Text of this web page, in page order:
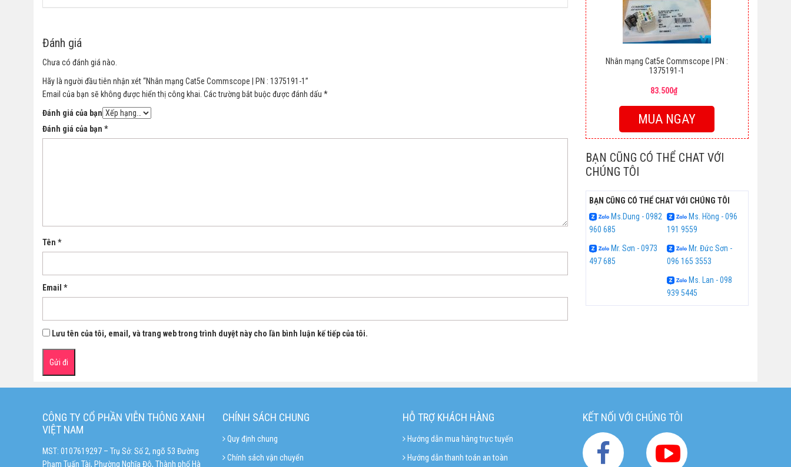
Đánh giá
Chưa có đánh giá nào.
Hãy là người đầu tiên nhận xét “Nhân mạng Cat5e Commscope | PN : 1375191-1”
Email của bạn sẽ không được hiển thị công khai. Các trường bắt buộc được đánh dấu *
Đánh giá của bạn
Đánh giá của bạn *
Tên *
Email *
Lưu tên của tôi, email, và trang web trong trình duyệt này cho lần bình luận kế tiếp của tôi.
Nhân mạng Cat5e Commscope | PN :
1375191-1
83.500₫
MUA NGAY
BẠN CŨNG CÓ THỂ CHAT VỚI
CHÚNG TÔI
BẠN CŨNG CÓ THỂ CHAT VỚI CHÚNG TÔI
Ms.Dung - 0982
960 685
Ms. Hồng - 096
191 9559
Mr. Sơn - 0973
497 685
Mr. Đức Sơn -
096 165 3553
Ms. Lan - 098
939 5445
CÔNG TY CỔ PHẦN VIỄN THÔNG XANH
VIỆT NAM
MST: 0107619297 – Trụ Sở: Số 2, ngõ 53 Đường
Phạm Tuấn Tài, Phường Nghĩa Đô, Thành phố Hà
CHÍNH SÁCH CHUNG
Quy định chung
Chính sách vận chuyển
HỖ TRỢ KHÁCH HÀNG
Hướng dẫn mua hàng trực tuyến
Hướng dẫn thanh toán an toàn
KẾT NỐI VỚI CHÚNG TÔI